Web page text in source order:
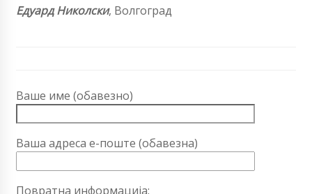
Едуард Николски, Волгоград
Ваше име (обавезно)
Ваша адреса е-поште (обавезна)
Повратна информација: